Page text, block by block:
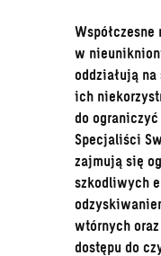
Współczesne
w
oddziałują
ich
do ograniczyć
Specjaliści
zajmują się
szkodliwych
wtórnych
dostępu do